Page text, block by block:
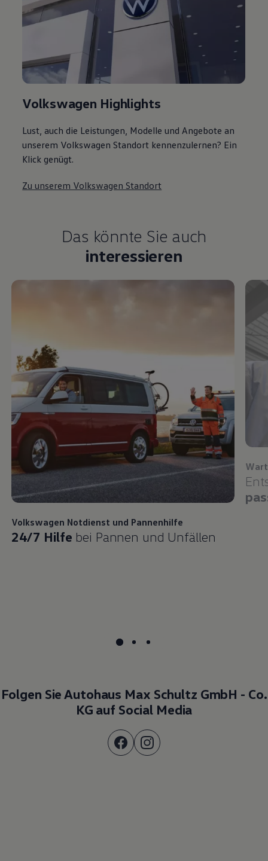
Volkswagen Highlights
Lust, auch die Leistungen, Modelle und Angebote an
unserem Volkswagen Standort kennenzulernen? Ein
Klick genügt.
Zu unserem Volkswagen Standort
Das könnte Sie auch
interessieren
Volkswagen Notdienst und Pannenhilfe
24/7 Hilfe bei Pannen und Unfällen
Folgen Sie Autohaus Max Schultz GmbH - Co.
KG auf Social Media